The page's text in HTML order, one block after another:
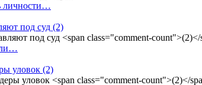
личности…
под суд (2)
уловок (2)